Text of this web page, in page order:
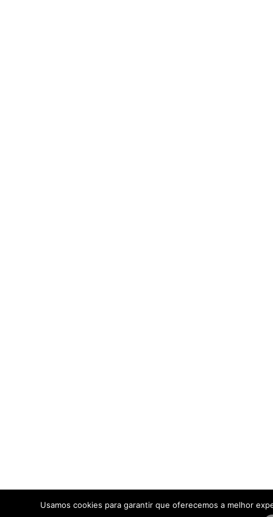
Usamos cookies para garantir que oferecemos a melhor